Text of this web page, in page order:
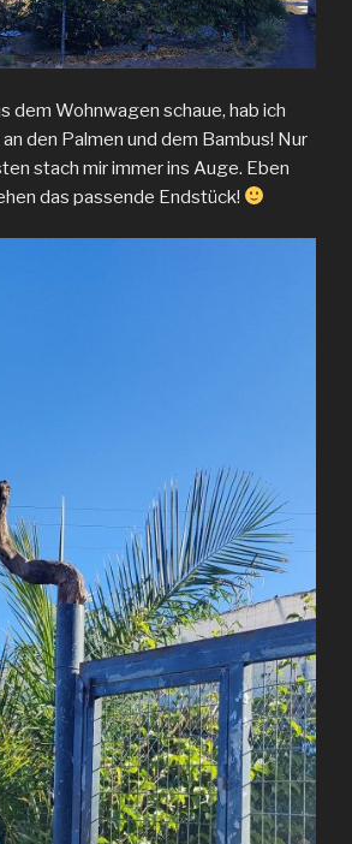
dem Wohnwagen schaue, hab ich
den Palmen und dem Bambus! Nur
stach mir immer ins Auge. Eben
das passende Endstück!